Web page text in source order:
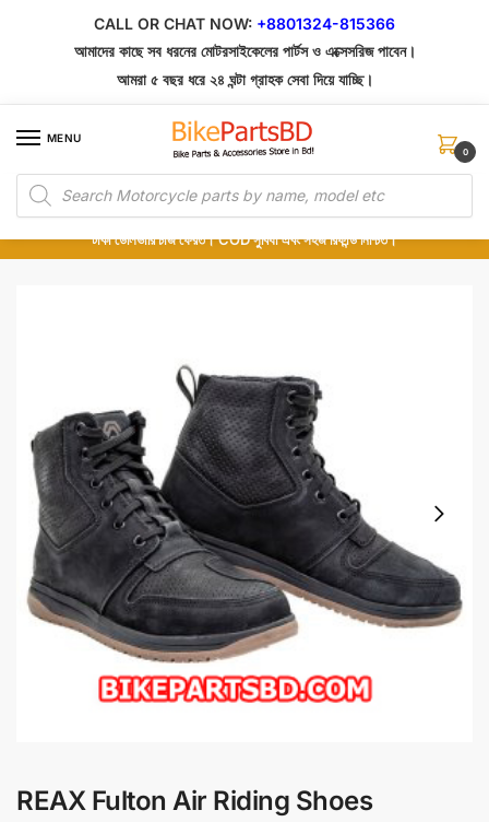
CALL OR CHAT NOW: +8801324-815366
আমাদের কাছে সব ধরনের মোটরসাইকেলের পার্টস ও এক্সেসরিজ পাবেন।
আমরা ৫ বছর ধরে ২৪ ঘন্টা গ্রাহক সেবা দিয়ে যাচ্ছি।
MENU
Products
search
0
১০০% অরিজিনাল পার্টস – শোরুম থেকে সরাসরি সংগ্রহ এবং শুধুমাত্র কুরিয়ার সার্ভিসে ডেলিভারি।
অর্ডার করার পর পার্টের ছবি দেখুন। পছন্দ হলে Cash on Delivery দিন, না হলে ৫ মিনিটে ১৯৯
টাকা ডেলিভারি চার্জ ফেরত। COD সুবিধা এবং সহজ রিফান্ড নিশ্চিত।
REAX Fulton Air Riding Shoes